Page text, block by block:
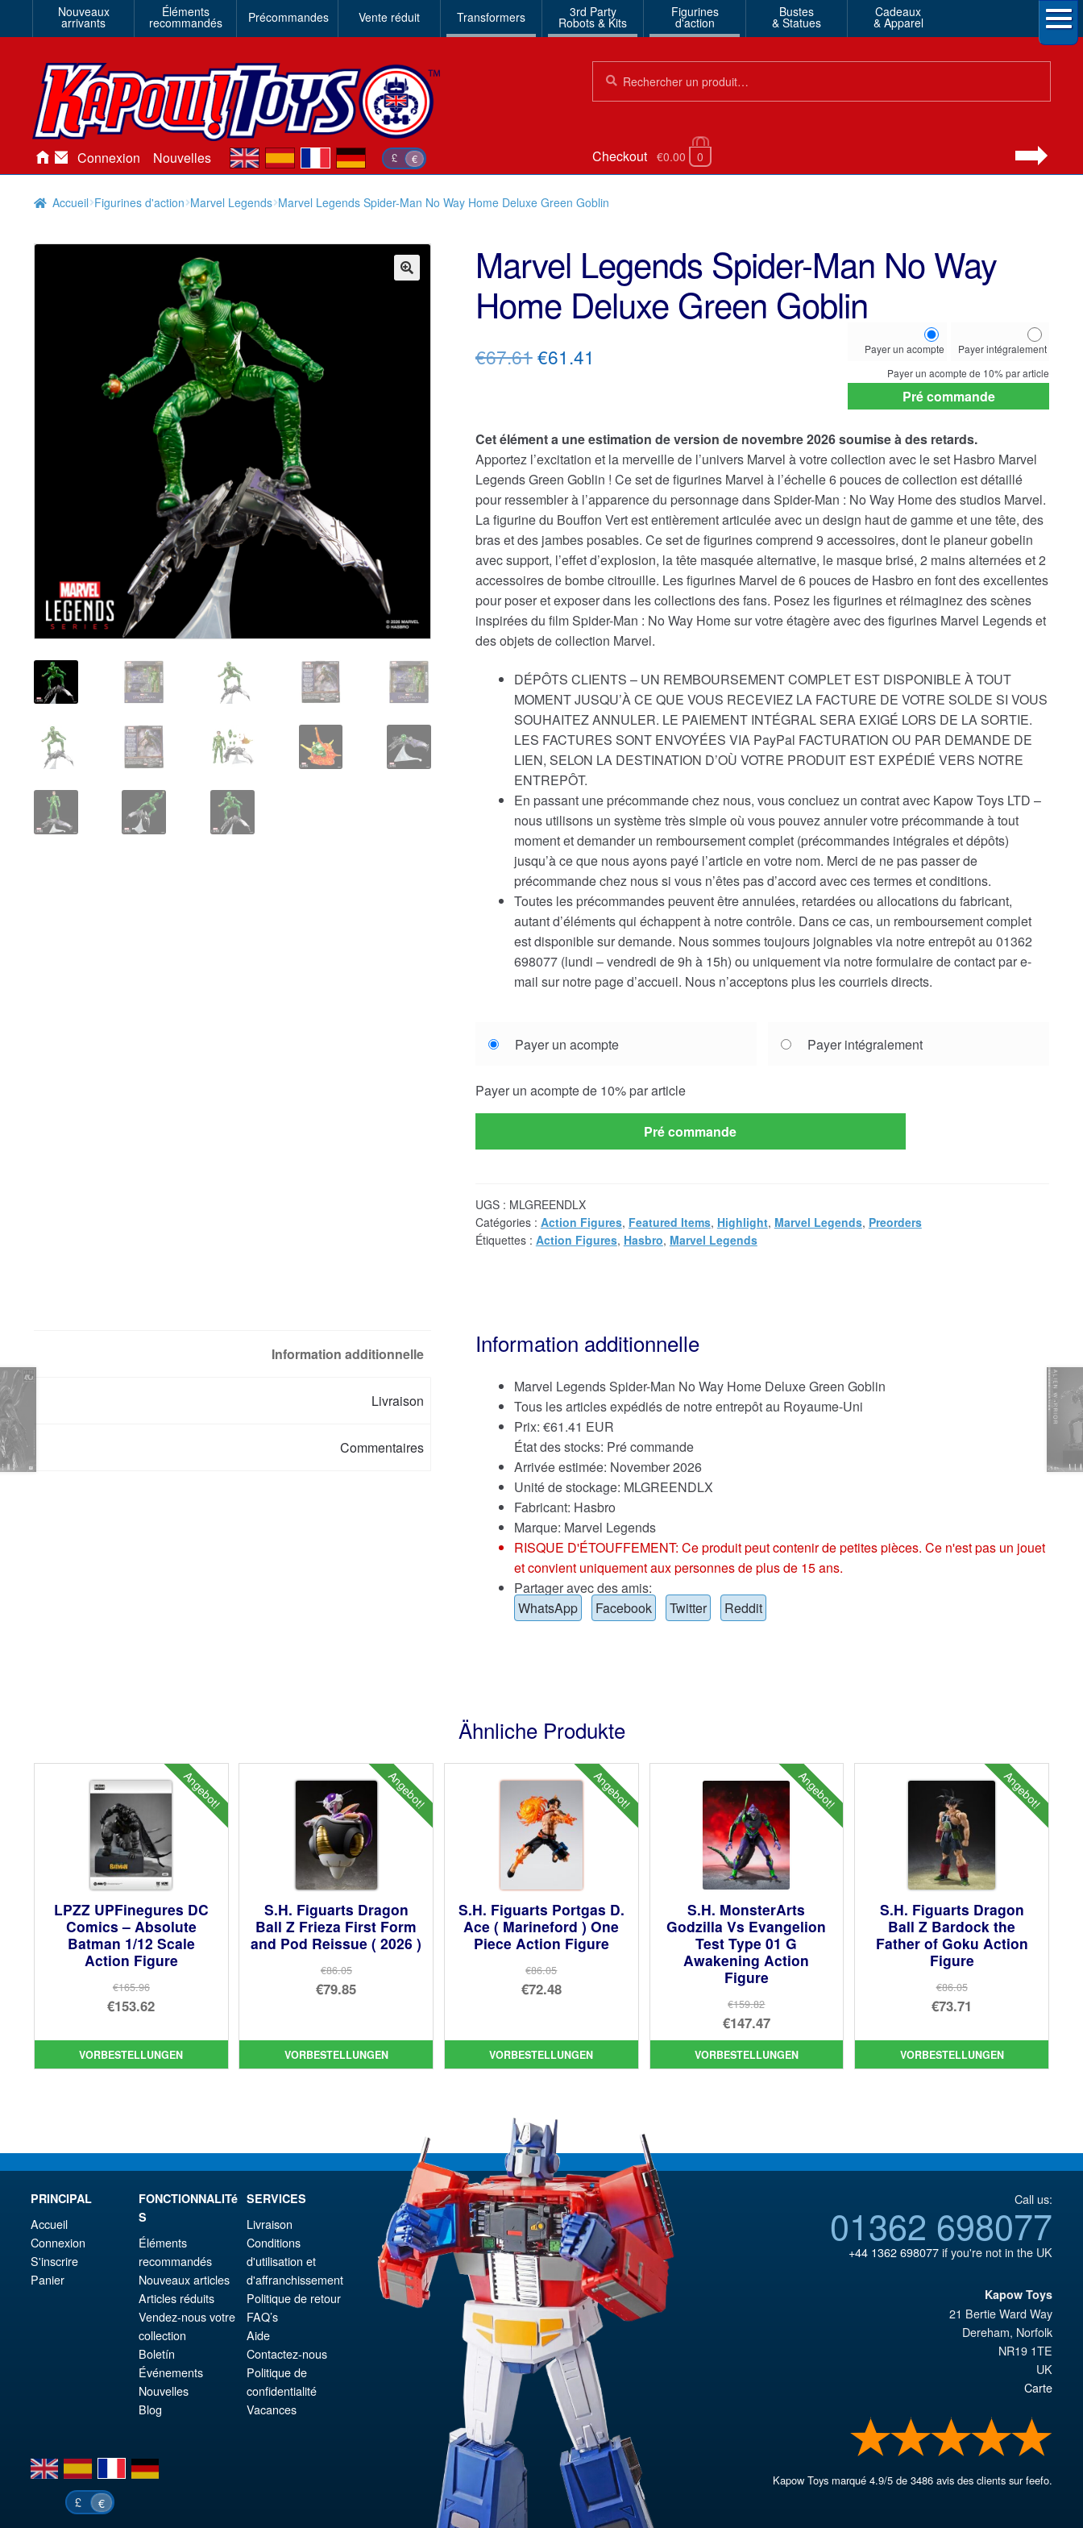
Nouveaux
arrivants
Éléments
recommandés Précommandes Vente réduit Transformers 3rd Party
Robots & Kits
Figurines
d'action
Bustes
& Statues
Cadeaux
& Apparel
Connexion Nouvelles £ €
en es de Checkout €0.00 0
Accueil Figurines d'action Marvel Legends Marvel Legends Spider-Man No Way Home Deluxe Green Goblin
Marvel Legends Spider-Man No Way
Home Deluxe Green Goblin
your
payment
Payer un acompte
Payer intégralement
Payer un acompte de 10%par article
Pré commande
€67.61Le
était :
€67.61.
€61.41
est :
€61.41.
Cet élément a une estimation de version de novembre 2026 soumise à des retards.
Apportez l’excitation et la merveille de l’univers Marvel à votre collection avec le set Hasbro Marvel
Legends Green Goblin ! Ce set de figurines Marvel à l’échelle 6 pouces de collection est détaillé
pour ressembler à l’apparence du personnage dans Spider-Man : No Way Home des studios Marvel.
La figurine du Bouffon Vert est entièrement articulée avec un design haut de gamme et une tête, des
bras et des jambes posables. Ce set de figurines comprend 9 accessoires, dont le planeur gobelin
avec support, l’effet d’explosion, la tête masquée alternative, le masque brisé, 2 mains alternées et 2
accessoires de bombe citrouille. Les figurines Marvel de 6 pouces de Hasbro en font des excellentes
pour poser et exposer dans les collections des fans. Posez les figurines et réimaginez des scènes
inspirées du film Spider-Man : No Way Home sur votre étagère avec des figurines Marvel Legends et
des objets de collection Marvel.
DÉPÔTS CLIENTS – UN REMBOURSEMENT COMPLET EST DISPONIBLE À TOUT
MOMENT JUSQU’À CE QUE VOUS RECEVIEZ LA FACTURE DE VOTRE SOLDE SI VOUS
SOUHAITEZ ANNULER. LE PAIEMENT INTÉGRAL SERA EXIGÉ LORS DE LA SORTIE.
LES FACTURES SONT ENVOYÉES VIA PayPal FACTURATION OU PAR DEMANDE DE
LIEN, SELON LA DESTINATION D’OÙ VOTRE PRODUIT EST EXPÉDIÉ VERS NOTRE
ENTREPÔT.
En passant une précommande chez nous, vous concluez un contrat avec Kapow Toys LTD –
nous utilisons un système très simple où vous pouvez annuler votre précommande à tout
moment et demander un remboursement complet (précommandes intégrales et dépôts)
jusqu’à ce que nous ayons payé l’article en votre nom. Merci de ne pas passer de
précommande chez nous si vous n’êtes pas d’accord avec ces termes et conditions.
Toutes les précommandes peuvent être annulées, retardées ou allocations du fabricant,
autant d’éléments qui échappent à notre contrôle. Dans ce cas, un remboursement complet
est disponible sur demande. Nous sommes toujours joignables via notre entrepôt au 01362
698077 (lundi – vendredi de 9h à 15h) ou uniquement via notre formulaire de contact par e-
mail sur notre page d’accueil. Nous n’acceptons plus les courriels directs.
your
option
Payer un acompte Payer intégralement
Payer un acompte de 10%par article
Pré commande
UGS : MLGREENDLX
Catégories : Action Figures, Featured Items, Highlight, Marvel Legends, Preorders
Étiquettes : Action Figures, Hasbro, Marvel Legends
Information additionnelle
Livraison
Commentaires
Information additionnelle
Marvel Legends Spider-Man No Way Home Deluxe Green Goblin
Tous les articles expédiés de notre entrepôt au Royaume-Uni
Prix: €61.41 EUR
État des stocks: Pré commande
Arrivée estimée: November 2026
Unité de stockage: MLGREENDLX
Fabricant: Hasbro
Marque: Marvel Legends
RISQUE D'ÉTOUFFEMENT: Ce produit peut contenir de petites pièces. Ce n'est pas un jouet
et convient uniquement aux personnes de plus de 15 ans.
Partager avec des amis:
WhatsApp
Facebook Twitter Reddit
Ähnliche Produkte
Angebot!
LPZZ UPFinegures DC
Comics – Absolute
Batman 1/12 Scale
Action Figure
€165.96
Ursprünglicher
war:
€165.96
€153.62
Preis
ist:
VORBESTELLUNGEN
Angebot!
S.H. Figuarts Dragon
Ball Z Frieza First Form
and Pod Reissue ( 2026 )
€86.05
Ursprünglicher
€86.05
€79.85
ist:
€79.85.
VORBESTELLUNGEN
Angebot!
S.H. Figuarts Portgas D.
Ace ( Marineford ) One
Piece Action Figure
€86.05
Ursprünglicher
€86.05
€72.48
ist:
€72.48.
VORBESTELLUNGEN
Angebot!
S.H. MonsterArts
Godzilla Vs Evangelion
Test Type 01 G
Awakening Action
Figure
€159.82
Ursprünglicher
Preis
war:
€147.47
Aktueller
Preis
VORBESTELLUNGEN
Angebot!
S.H. Figuarts Dragon
Ball Z Bardock the
Father of Goku Action
Figure
€86.05
Ursprünglicher
war:
€86.05
€73.71
Preis
ist:
VORBESTELLUNGEN
PRINCIPAL
Accueil
Connexion
S'inscrire
Panier
FONCTIONNALITé
S
Éléments
recommandés
Nouveaux articles
Articles réduits
Vendez-nous votre
collection
Boletín
Événements
Nouvelles
Blog
SERVICES
Livraison
Conditions
d'utilisation et
d'affranchissement
Politique de retour
FAQ’s
Aide
Contactez-nous
Politique de
confidentialité
Vacances
en es fr de
£ €
Call us:
01362 698077
+44 1362 698077if you're not in the UK
Kapow Toys
21 Bertie Ward Way
Dereham, Norfolk
NR19 1TE
UK
Carte
Kapow Toys marqué4.9/5 de3486 avis des clients sur feefo.